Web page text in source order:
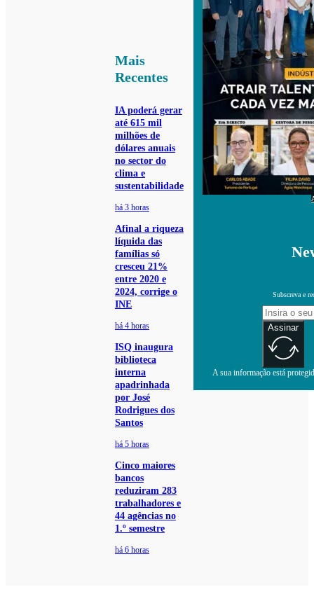
Mais
Recentes
IA poderá gerar
até 615 mil
milhões de
dólares anuais
no sector do
clima e
sustentabilidade
há 3 horas
Afinal a riqueza
líquida das
famílias só
cresceu 21%
entre 2020 e
2024, corrige o
INE
há 4 horas
ISQ inaugura
biblioteca
interna
apadrinhada
por José
Rodrigues dos
Santos
há 5 horas
Cinco maiores
bancos
reduziram 283
trabalhadores e
44 agências no
1.º semestre
há 6 horas
Subscreva e
Assinar
A sua informação está